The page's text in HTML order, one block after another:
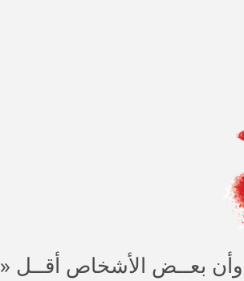
» فــي بعــض الأحيان، نشــعر وكأن بعــض القضايــا ت ُعتــر أكــر مشروعية مــن غريهــا، وأن بعــض الأشخاص أقــل